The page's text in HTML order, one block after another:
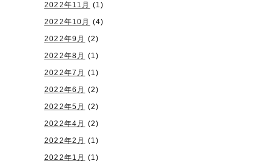
2022年11月
(1)
2022年10月
(4)
2022年9月
(2)
2022年8月
(1)
2022年7月
(1)
2022年6月
(2)
2022年5月
(2)
2022年4月
(2)
2022年2月
(1)
2022年1月
(1)